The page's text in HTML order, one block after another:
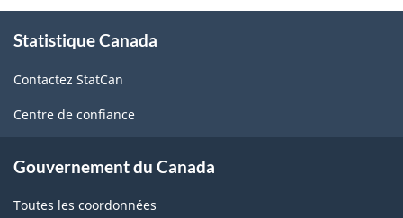
de
l'enquête
sur
la
active
propos
ce
site
Statistique Canada
Contactez StatCan
Centre de confiance
Gouvernement du Canada
Toutes les coordonnées